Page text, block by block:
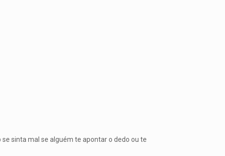
sinta mal se alguém te apontar o dedo ou te